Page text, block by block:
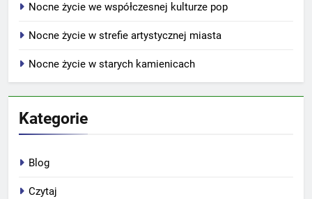
Nocne życie we współczesnej kulturze pop
Nocne życie w strefie artystycznej miasta
Nocne życie w starych kamienicach
Kategorie
Blog
Czytaj